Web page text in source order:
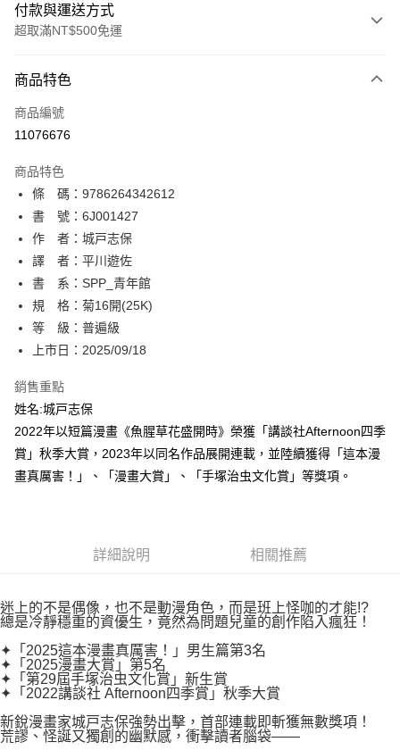
付款與運送方式
超取滿NT$500免運
信用卡一次付款
超商取貨付款
相關說明
【關於「AFTEE先享後付」】
AFTEE先享後付是「在收到商品之後才付款」的支付方式。 讓您購物簡單
便利好安心！
１．簡單：不需註冊會員、不需綁卡、不需儲值。
２．便利：只要手機號碼，簡訊認證，即可結帳。
３．安心：先確認商品／服務後，再付款。
【「AFTEE先享後付」結帳流程】
１．於結帳方式選擇「AFTEE先享後付」後，將跳轉至「AFTEE先享後付」
結帳頁面，進行簡訊認證並確認金額後，即可完成結帳。
２．訂單成立數日內，您將收到繳費通知簡訊。
ATM／網路銀行／等多元方式進行付款，方視為交易完成。
※ 請注意：結帳手續完成當下不需立刻繳費，但若您需要取消訂單，請聯絡
購買商品的店家。未經商家同意取消之訂單仍視為有效，需透過AFTEE先享
後付繳納相關費用。
※ 交易是否成功請以「AFTEE先享後付 」之結帳頁面顯示為準，若有關於
是否繳費成功／繳費後需取消欲退款等相關疑問，請聯繫「AFTEE先享後付
易，需依本服務之必要範圍內提供個人資料，並將交易相關給付款項請求債
https://aftee.tw/terms/#terms3
３．未成年的使用者請事先徵得法定代理人或監護人之同意方可使用
「AFTEE先享後付」，若未經同意申辦者引起之損失，本公司不負相關責
任。
４．使用「AFTEE先享後付」時，將依據個別帳號之用戶狀況，依本公司即
時審查核予不同之上限額度；若仍有額度不足之情形，本公司將視審查結果
請求用戶進行身份認證。
５．嚴禁一人註冊多個帳號或使用他人資訊註冊。若發現惡意使用之情形，
恩沛科技股份有限公司將有權停止該用戶之使用額度並採取法律行動。
ATM付款
運送方式
全家取貨付款
每筆NT$80，滿NT$500(含以上)免運費
付款後全家取貨
每筆NT$80，滿NT$500(含以上)免運費
付款後萊爾富取貨
每筆NT$80，滿NT$500(含以上)免運費
宅配
每筆NT$100，滿NT$800(含以上)免運費
國家/地區配送
商品特色
商品編號
11076676
商品特色
條 碼：9786264342612
書 號：6J001427
作 者：城戸志保
譯 者：平川遊佐
書 系：SPP_青年館
規 格：菊16開(25K)
等 級：普遍級
上市日：2025/09/18
銷售重點
姓名:城戸志保
2022年以短篇漫畫《魚腥草花盛開時》榮獲「講談社Afternoon四季
賞」秋季大賞，2023年以同名作品展開連載，並陸續獲得「這本漫
畫真厲害！」、「漫畫大賞」、「手塚治虫文化賞」等獎項。
詳細說明 相關推薦
迷上的不是偶像，也不是動漫角色，而是班上怪咖的才能!?
總是冷靜穩重的資優生，竟然為問題兒童的創作陷入瘋狂！
✦「2025這本漫畫真厲害！」男生篇第3名
✦「2025漫畫大賞」第5名
✦「第29屆手塚治虫文化賞」新生賞
✦「2022講談社 Afternoon四季賞」秋季大賞
新銳漫畫家城戸志保強勢出擊，首部連載即斬獲無數獎項！
荒謬、怪誕又獨創的幽默感，衝擊讀者腦袋——